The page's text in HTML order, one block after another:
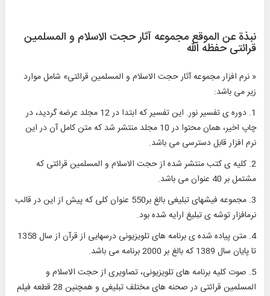
نبذة عن الموقع مجموعه آثار حجت الاسلام و المسلمین
قرائتی حفظه الله
« نرم افزار مجموعه آثار حجت الاسلام و المسلمین قرائتی» شامل موارد
زير مى ‏باشد:
1. دوره‏ ى تفسير نور. اين تفسير كه ابتدا در 12 مجلد عرضه گرديد، در
چاپ اخير، همان محتوا در 10 مجلد منتشر شد كه متن كامل آن در اين
نرم افزار قابل دسترسى مى ‏باشد.
2. كليه ‏ى كتب منتشر شده از حجت ‏الاسلام و المسلمين قرائتى كه
مشتمل بر 40 عنوان مى ‏باشد.
3. مجموعه فيش‏هاى تبليغى بالغ بر550 عنوان كلى كه پيش از اين در قالب
نرم‏افزار توشه‏ ى تبليغ ارايه شده بود.
4. متن پياده شده ‏ى برنامه ‏هاى تلويزيونى درسهايى از قرآن از سال 1358
تا پايان سال 1389 كه بالغ بر 2000 برنامه مى‏ باشد.
5. صوت كليه برنامه‏ هاى تلويزيونى، تصاويرى از حجت الاسلام و
المسلمين قرائتى در صحنه‏ هاى مختلف تبليغى و هم‏چنين 28 قطعه فيلم